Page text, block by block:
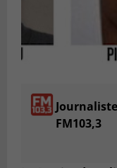
FM103,3